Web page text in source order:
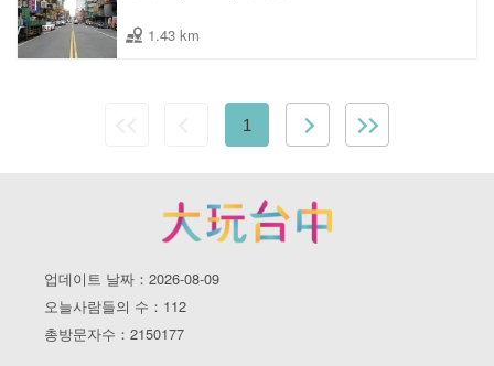
1.43 km
1
업데이트 날짜：2026-08-09
오늘사람들의 수：112
총방문자수：2150177